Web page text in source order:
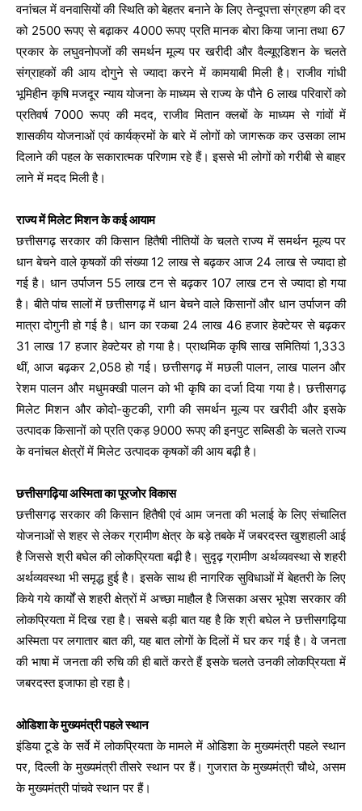
वनांचल में वनवासियों की स्थिति को बेहतर बनाने के लिए तेन्दूपत्ता संग्रहण की दर
को 2500 रूपए से बढ़ाकर 4000 रूपए प्रति मानक बोरा किया जाना तथा 67
प्रकार के लघुवनोपजों की समर्थन मूल्य पर खरीदी और वैल्यूएडिशन के चलते
संग्राहकों की आय दोगुने से ज्यादा करने में कामयाबी मिली है। राजीव गांधी
भूमिहीन कृषि मजदूर न्याय योजना के माध्यम से राज्य के पौने 6 लाख परिवारों को
प्रतिवर्ष 7000 रूपए की मदद, राजीव मितान क्लबों के माध्यम से गांवों में
शासकीय योजनाओं एवं कार्यक्रमों के बारे में लोगों को जागरूक कर उसका लाभ
दिलाने की पहल के सकारात्मक परिणाम रहे हैं। इससे भी लोगों को गरीबी से बाहर
लाने में मदद मिली है।
राज्य में मिलेट मिशन के कई आयाम
छत्तीसगढ़ सरकार की किसान हितैषी नीतियों के चलते राज्य में समर्थन मूल्य पर
धान बेचने वाले कृषकों की संख्या 12 लाख से बढ़कर आज 24 लाख से ज्यादा हो
गई है। धान उर्पाजन 55 लाख टन से बढ़कर 107 लाख टन से ज्यादा हो गया
है। बीते पांच सालों में छत्तीसगढ़ में धान बेचने वाले किसानों और धान उर्पाजन की
मात्रा दोगुनी हो गई है। धान का रकबा 24 लाख 46 हजार हेक्टेयर से बढ़कर
31 लाख 17 हजार हेक्टेयर हो गया है। प्राथमिक कृषि साख समितियां 1,333
थीं, आज बढ़कर 2,058 हो गई। छत्तीसगढ़ में मछली पालन, लाख पालन और
रेशम पालन और मधुमक्खी पालन को भी कृषि का दर्जा दिया गया है। छत्तीसगढ़
मिलेट मिशन और कोदो-कुटकी, रागी की समर्थन मूल्य पर खरीदी और इसके
उत्पादक किसानों को प्रति एकड़ 9000 रूपए की इनपुट सब्सिडी के चलते राज्य
के वनांचल क्षेत्रों में मिलेट उत्पादक कृषकों की आय बढ़ी है।
छत्तीसगढ़िया अस्मिता का पूरजोर विकास
छत्तीसगढ़ सरकार की किसान हितैषी एवं आम जनता की भलाई के लिए संचालित
योजनाओं से शहर से लेकर ग्रामीण क्षेत्र के बड़े तबके में जबरदस्त खुशहाली आई
है जिससे श्री बघेल की लोकप्रियता बढ़ी है। सुदृढ़ ग्रामीण अर्थव्यवस्था से शहरी
अर्थव्यवस्था भी समृद्ध हुई है। इसके साथ ही नागरिक सुविधाओं में बेहतरी के लिए
किये गये कार्यों से शहरी क्षेत्रों में अच्छा माहौल है जिसका असर भूपेश सरकार की
लोकप्रियता में दिख रहा है। सबसे बड़ी बात यह है कि श्री बघेल ने छत्तीसगढ़िया
अस्मिता पर लगातार बात की, यह बात लोगों के दिलों में घर कर गई है। वे जनता
की भाषा में जनता की रुचि की ही बातें करते हैं इसके चलते उनकी लोकप्रियता में
जबरदस्त इजाफा हो रहा है।
ओडिशा के मुख्यमंत्री पहले स्थान
इंडिया टूडे के सर्वे में लोकप्रियता के मामले में ओडिशा के मुख्यमंत्री पहले स्थान
पर, दिल्ली के मुख्यमंत्री तीसरे स्थान पर हैं। गुजरात के मुख्यमंत्री चौथे, असम
के मुख्यमंत्री पांचवे स्थान पर हैं।